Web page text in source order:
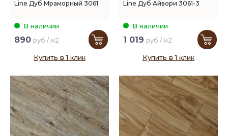
Line Дуб Мраморный 3061
В наличии
890 руб / м2
Купить в 1 клик
Line Дуб Айвори 3061-3
В наличии
1 019 руб / м2
Купить в 1 клик